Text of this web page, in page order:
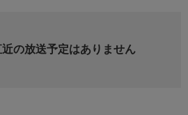
近の放送予定はありません